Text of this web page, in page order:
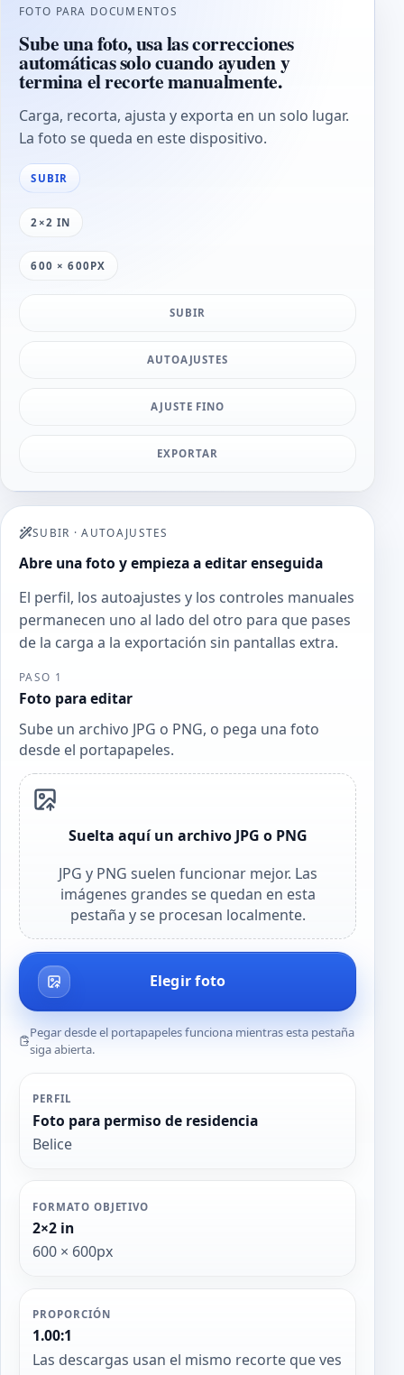
FOTO PARA DOCUMENTOS
Sube una foto, usa las correcciones
automáticas solo cuando ayuden y
termina el recorte manualmente.
Carga, recorta, ajusta y exporta en un solo lugar.
La foto se queda en este dispositivo.
SUBIR
2×2 IN
600 × 600PX
SUBIR
AUTOAJUSTES
AJUSTE FINO
EXPORTAR
SUBIR ·AUTOAJUSTES
Abre una foto y empieza a editar enseguida
El perfil, los autoajustes y los controles manuales
permanecen uno al lado del otro para que pases
de la carga a la exportación sin pantallas extra.
PASO 1
Foto para editar
Sube un archivo JPG o PNG, o pega una foto
desde el portapapeles.
Suelta aquí un archivo JPG o PNG
JPG y PNG suelen funcionar mejor. Las
imágenes grandes se quedan en esta
pestaña y se procesan localmente.
Elegir foto
Pegar desde el portapapeles funciona mientras esta pestaña
siga abierta.
PERFIL
Foto para permiso de residencia
Belice
FORMATO OBJETIVO
2×2 in
600 × 600px
PROPORCIÓN
1.00:1
Las descargas usan el mismo recorte que ves